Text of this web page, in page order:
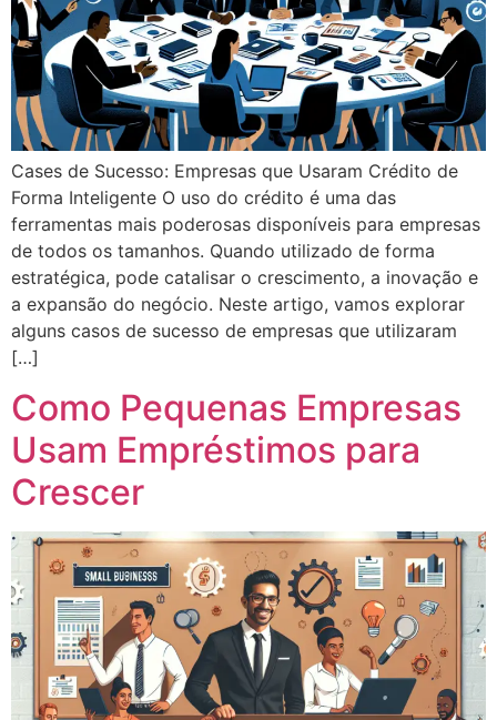
Cases de Sucesso: Empresas que Usaram Crédito de
Forma Inteligente O uso do crédito é uma das
ferramentas mais poderosas disponíveis para empresas
de todos os tamanhos. Quando utilizado de forma
estratégica, pode catalisar o crescimento, a inovação e
a expansão do negócio. Neste artigo, vamos explorar
alguns casos de sucesso de empresas que utilizaram
[…]
Como Pequenas Empresas
Usam Empréstimos para
Crescer